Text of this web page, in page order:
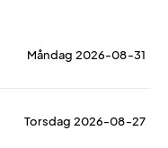
Måndag 2026-08-31
Torsdag 2026-08-27